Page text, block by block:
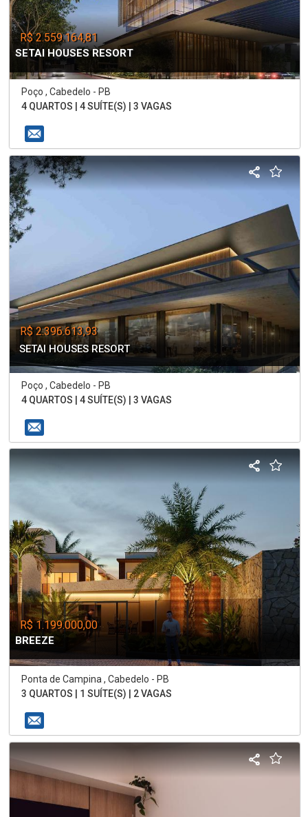
R$ 2.559.164,81
SETAI HOUSES RESORT
Poço , Cabedelo - PB
4 QUARTOS | 4 SUÍTE(S) | 3 VAGAS
R$ 2.396.613,93
SETAI HOUSES RESORT
Poço , Cabedelo - PB
4 QUARTOS | 4 SUÍTE(S) | 3 VAGAS
R$ 1.199.000,00
BREEZE
Ponta de Campina , Cabedelo - PB
3 QUARTOS | 1 SUÍTE(S) | 2 VAGAS